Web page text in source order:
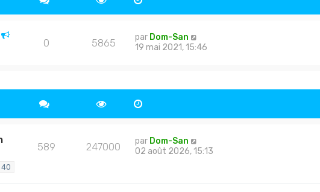
0 5865 par Dom-San
19 mai 2021, 15:46
40
589 247000 par Dom-San
02 août 2026, 15:13